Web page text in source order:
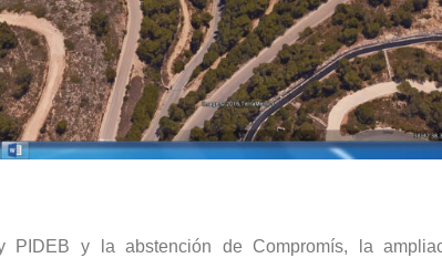
y la abstención de Compromís, la